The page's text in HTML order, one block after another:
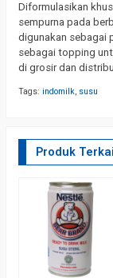
Diformulasikan
sempurna pada
digunakan sebagai
sebagai topping
di grosir dan
Tags: indomilk susu
Produk